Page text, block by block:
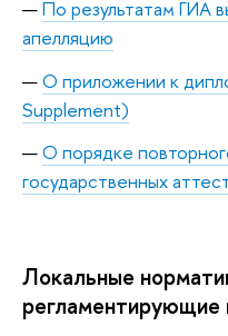
По результатам ГИА
апелляцию
О приложении к
Supplement)
О порядке
государственных
Локальные